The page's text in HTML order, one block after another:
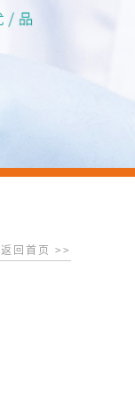
返回首页 >>